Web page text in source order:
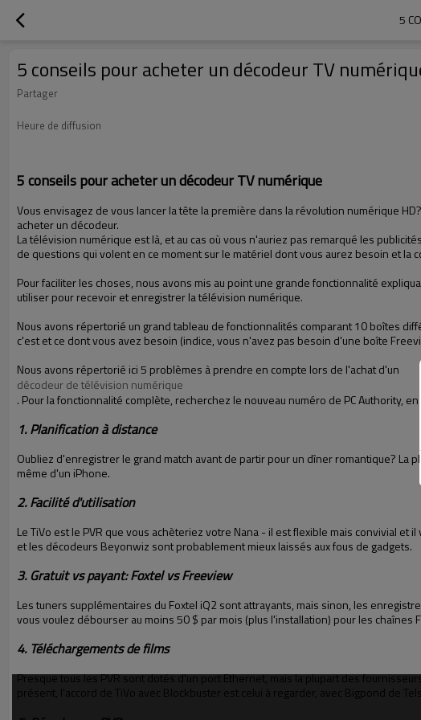
5
5 conseils pour acheter un décodeur TV
Partager
Heure de diffusion
5 conseils pour acheter un décodeur TV numérique
Vous envisagez de vous lancer la tête la première dans la révolution numérique
acheter un décodeur.
La télévision numérique est là, et au cas où vous n'auriez pas remarqué les
de questions qui volent en ce moment sur le matériel dont vous aurez besoin et la
Pour faciliter les choses, nous avons mis au point une grande fonctionnalité
utiliser pour recevoir et enregistrer la télévision numérique.
Nous avons répertorié un grand tableau de fonctionnalités comparant 10 boîtes
c'est et ce dont vous avez besoin (indice, vous n'avez pas besoin d'une boîte
Nous avons répertorié ici 5 problèmes à prendre en compte lors de l'achat d'un
décodeur de télévision numérique
. Pour la fonctionnalité complète, recherchez le nouveau numéro de PC Authority,
1. Planification à distance
Oubliez d'enregistrer le grand match avant de partir pour un dîner romantique? La
même d'un iPhone.
2. Facilité d'utilisation
Le TiVo est le PVR que vous achèteriez votre Nana - il est flexible mais convivial
et les décodeurs Beyonwiz sont probablement mieux laissés aux fous de gadgets.
3. Gratuit vs payant: Foxtel vs Freeview
Les tuners supplémentaires du Foxtel iQ2 sont attrayants, mais sinon, les
vous voulez débourser au moins 50 $ par mois (plus l'installation) pour les chaînes
4. Téléchargements de films
Presque tous les PVR sont dotés d'un port Ethernet, mais la plupart des
présent, l'accord de TiVo avec Blockbuster est celui à regarder, avec Bigpond de